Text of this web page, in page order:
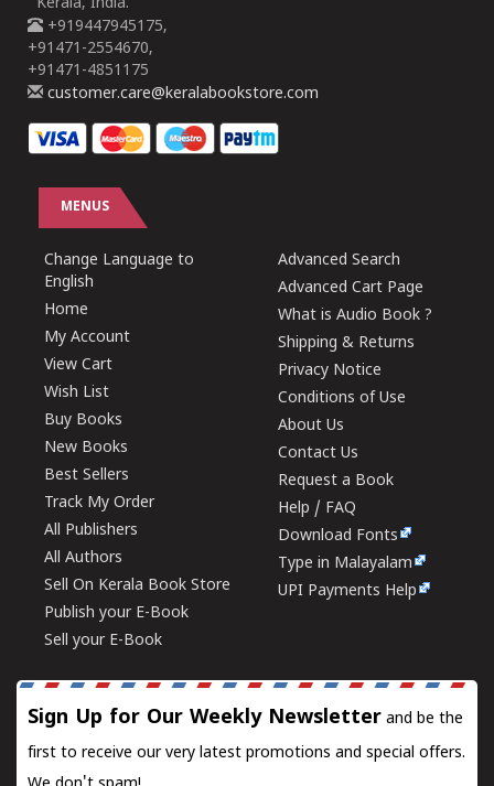
Kerala, India.
+919447945175,
+91471-2554670,
+91471-4851175
customer.care@keralabookstore.com
MENUS
Change Language to
English
Home
My Account
View Cart
Wish List
Buy Books
New Books
Best Sellers
Track My Order
All Publishers
All Authors
Sell On Kerala Book Store
Publish your E-Book
Sell your E-Book
Advanced Search
Advanced Cart Page
What is Audio Book ?
Shipping & Returns
Privacy Notice
Conditions of Use
About Us
Contact Us
Request a Book
Help / FAQ
Download Fonts
Type in Malayalam
UPI Payments Help
Sign Up for Our Weekly Newsletter and be the
first to receive our very latest promotions and special offers.